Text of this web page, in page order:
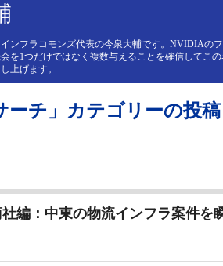
ンフラコモンズ代表の今泉大輔です。NVIDIAの
を1つだけではなく複数与えることを確信してこの
上げます。
ーチ」カテゴリーの投稿
編：中東の物流インフラ案件を